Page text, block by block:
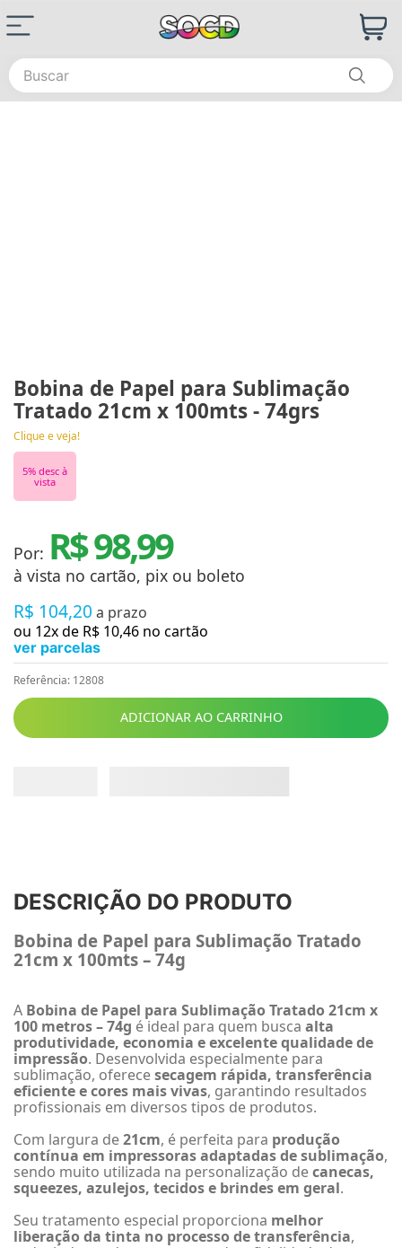
Buscar
Bobina de Papel para Sublimação
Tratado 21cm x 100mts - 74grs
Clique e veja!
5% desc à
vista
Por: R$ 98,99
à vista no cartão, pix ou boleto
R$ 104,20 a prazo
ou 12x de R$ 10,46 no cartão
ver parcelas
Referência: 12808
ADICIONAR AO CARRINHO
DESCRIÇÃO DO PRODUTO
Bobina de Papel para Sublimação Tratado
21cm x 100mts – 74g
A Bobina de Papel para Sublimação Tratado 21cm x
100 metros – 74g é ideal para quem busca alta
produtividade, economia e excelente qualidade de
impressão. Desenvolvida especialmente para
sublimação, oferecesecagem rápida, transferência
eficiente e cores mais vivas, garantindo resultados
profissionais em diversos tipos de produtos.
Com largura de21cm, é perfeita para produção
contínua em impressoras adaptadas de sublimação,
sendo muito utilizada na personalização decanecas,
squeezes, azulejos, tecidos e brindes em geral.
Seu tratamento especial proporciona melhor
liberação da tinta no processo de transferência,